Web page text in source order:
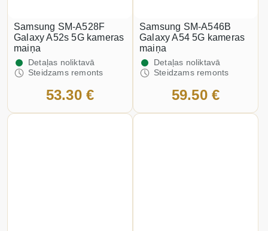
Samsung SM-A528F
Galaxy A52s 5G kameras
maiņa
Detaļas noliktavā
Steidzams remonts
53.30 €
Samsung SM-A546B
Galaxy A54 5G kameras
maiņa
Detaļas noliktavā
Steidzams remonts
59.50 €